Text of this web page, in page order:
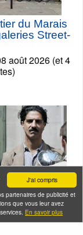
J'ai compris
partenaires de publicité et
que vous leur avez
En savoir plus
du Marais
Street-
août 2026 (et 4
des